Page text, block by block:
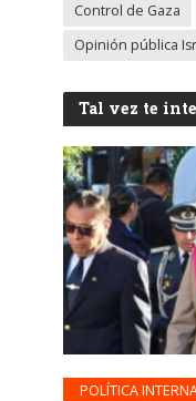
Control de Gaza
Opinión pública
Tal vez te
POLÍTICA